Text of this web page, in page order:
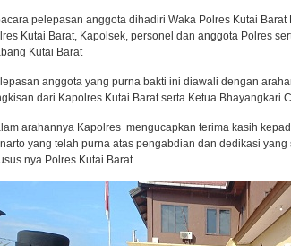
pelepasan anggota dihadiri Waka Polres Kutai
Kutai Barat, Kapolsek, personel dan anggota Polres
Kutai Barat
anggota yang purna bakti ini diawali dengan
dari Kapolres Kutai Barat serta Ketua Bhayangkari
arahannya Kapolres mengucapkan terima kasih
yang telah purna atas pengabdian dan dedikasi
nya Polres Kutai Barat.